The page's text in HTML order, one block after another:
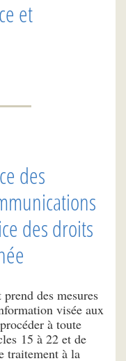
et
des
des droits
des mesures
visée aux
à toute
15 à 22 et de
traitement à la